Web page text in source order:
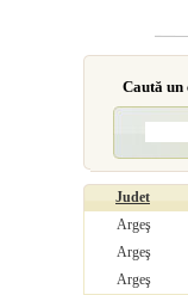
Caută un
Judet
Argeş
Argeş
Argeş